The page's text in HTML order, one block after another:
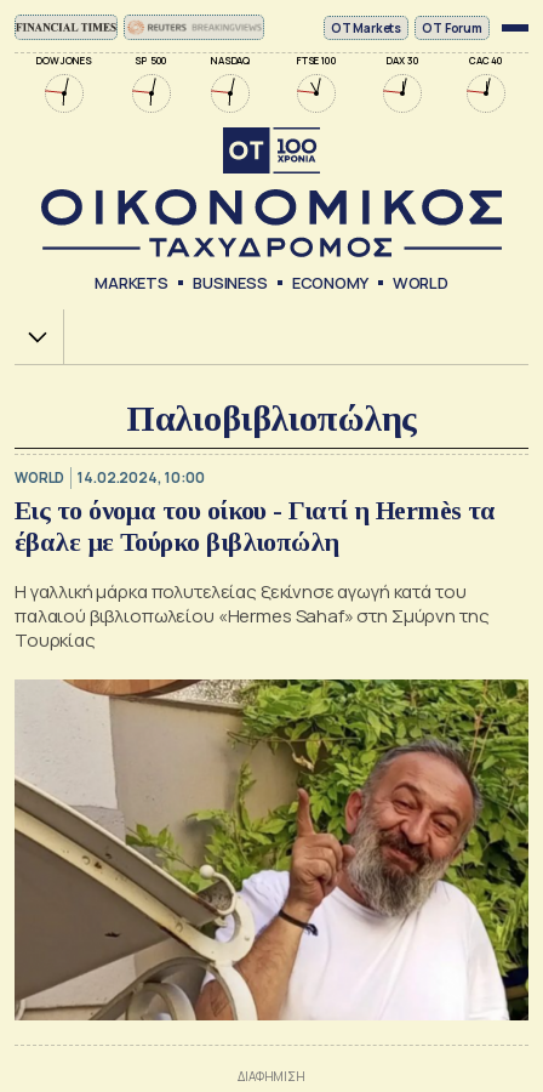
DOW JONES SP 500 NASDAQ FTSE 100 DAX 30 CAC 40
ΟΤ Markets OT Forum
MARKETS BUSINESS ECONOMY WORLD
Χ.Α.
Παλιοβιβλιοπώλης
WORLD 14.02.2024, 10:00
Εις το όνομα του οίκου - Γιατί η Hermès τα
έβαλε με Τούρκο βιβλιοπώλη
Η γαλλική μάρκα πολυτελείας ξεκίνησε αγωγή κατά του
παλαιού βιβλιοπωλείου «Hermes Sahaf» στη Σμύρνη της
Τουρκίας